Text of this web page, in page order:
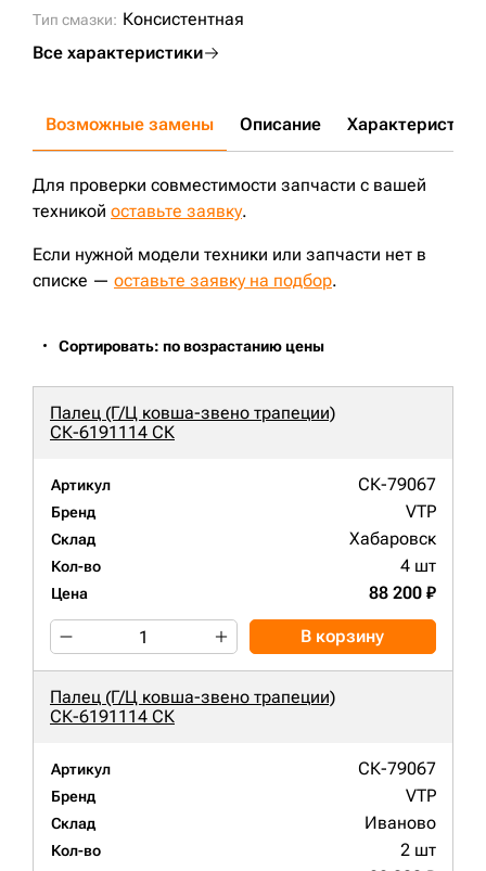
Тип смазки: Консистентная
Все характеристики
Возможные замены Описание Характеристики
Для проверки совместимости запчасти с вашей
техникой оставьте заявку.
Если нужной модели техники или запчасти нет в
списке — оставьте заявку на подбор.
Сортировать: по возрастанию цены
Палец (Г/Ц ковша-звено трапеции)
СК-6191114 СК
Артикул СК-79067
Бренд VTP
Склад Хабаровск
Кол-во 4 шт
Цена 88 200 ₽
В корзину
Палец (Г/Ц ковша-звено трапеции)
СК-6191114 СК
Артикул СК-79067
Бренд VTP
Склад Иваново
Кол-во 2 шт